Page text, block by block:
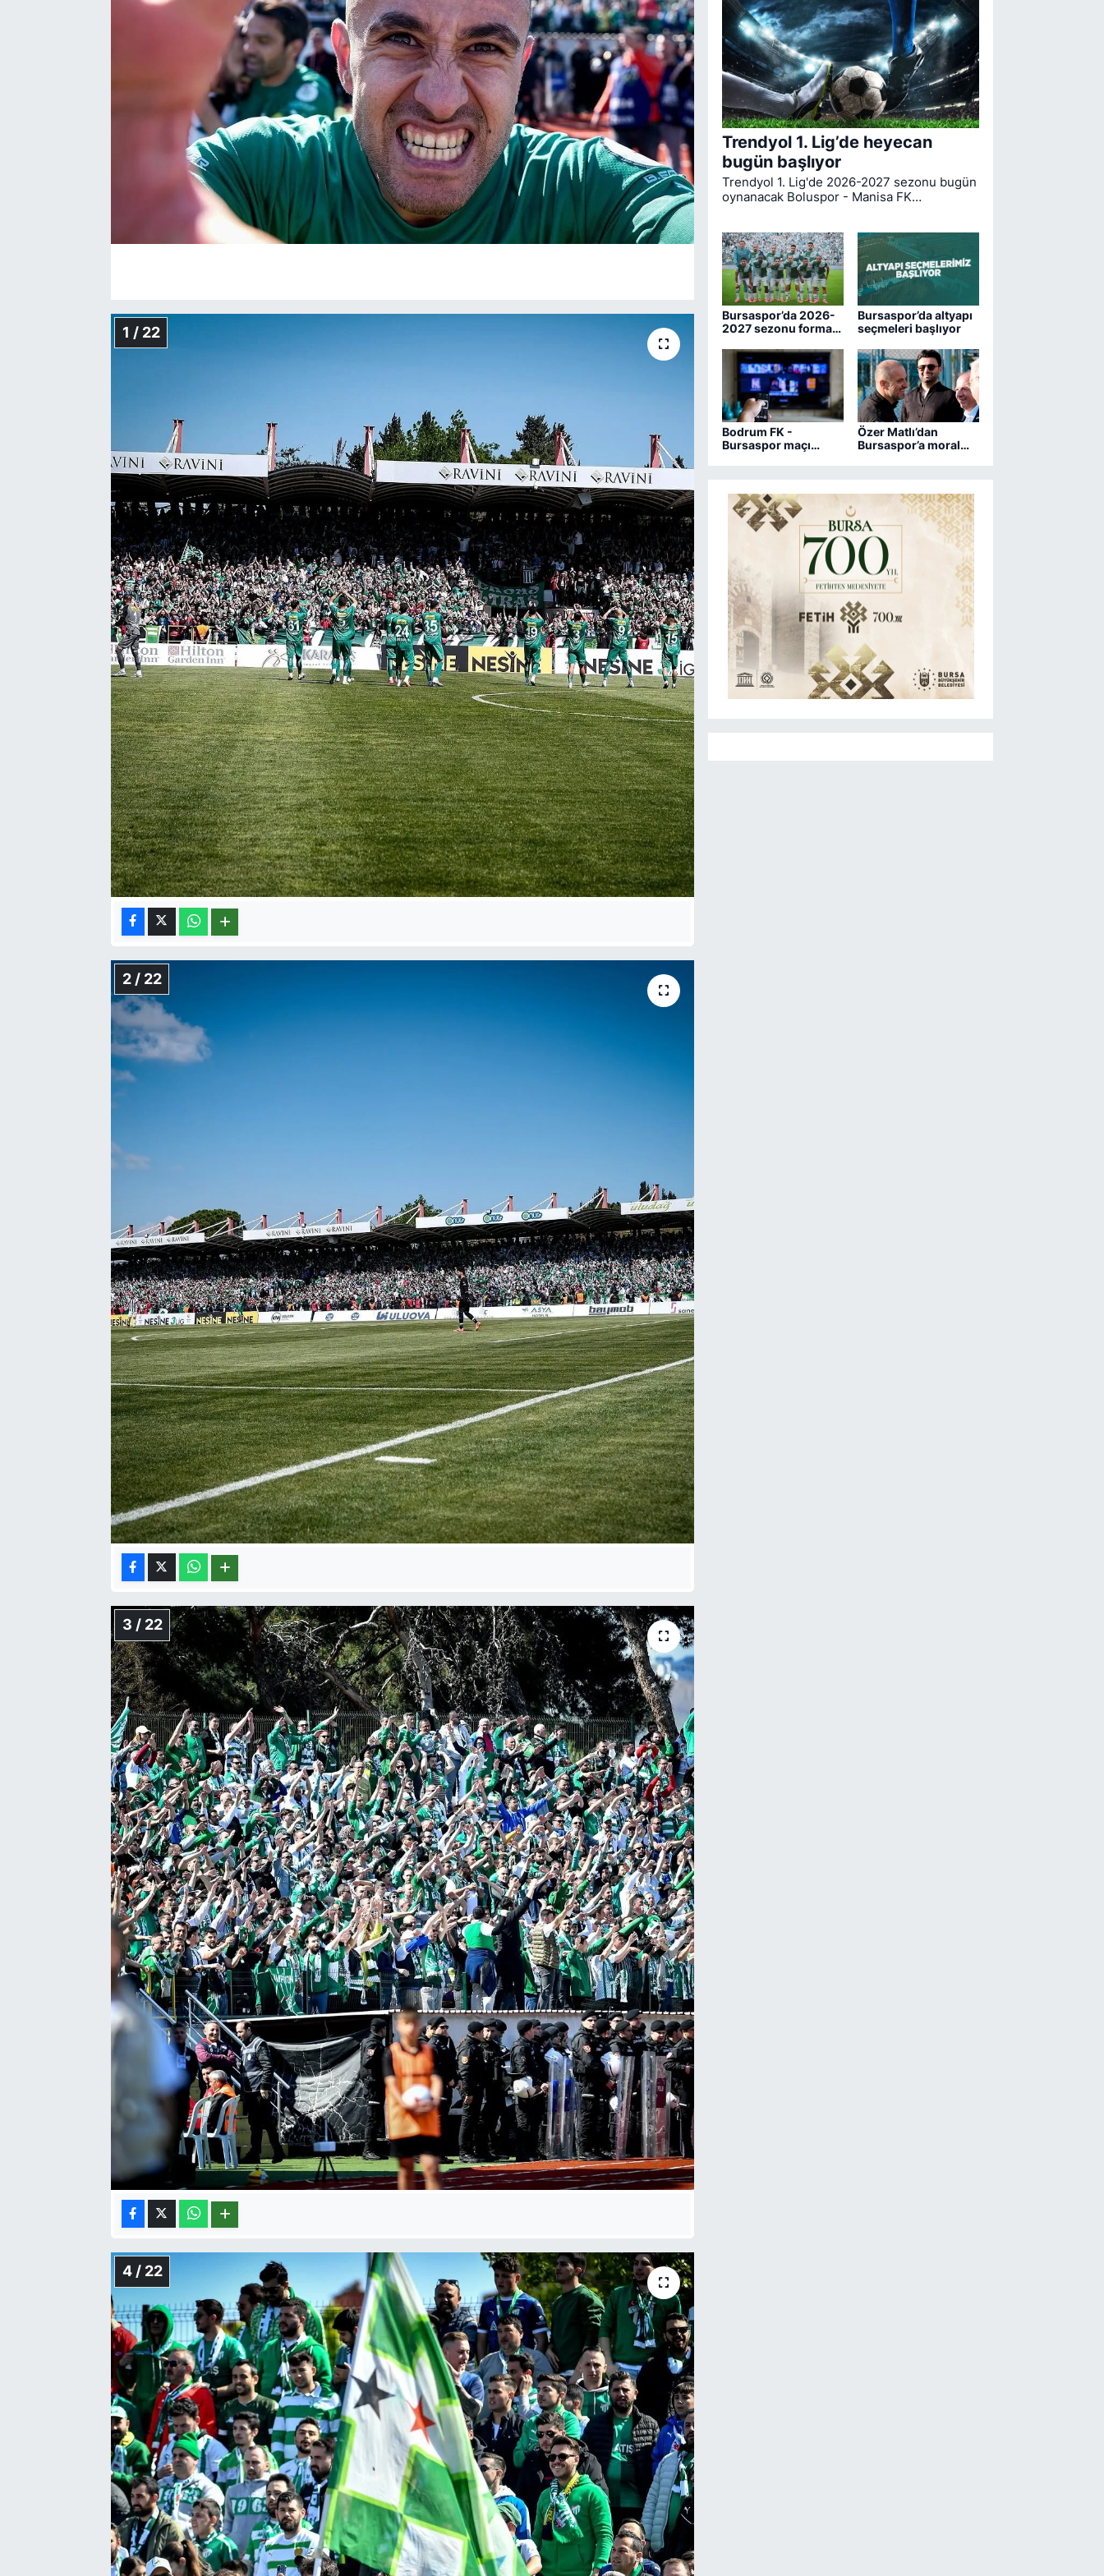
1 / 22
2 / 22
3 / 22
4 / 22
Trendyol 1. Lig’de heyecan
bugün başlıyor
Trendyol 1. Lig'de 2026-2027 sezonu bugün
oynanacak Boluspor - Manisa FK
Bodrum FK ile kozlarını paylaşacak.
Bursaspor’da 2026-
2027 sezonu forma
Bursaspor’da altyapı
seçmeleri başlıyor
Bodrum FK -
Bursaspor maçı
Özer Matlı’dan
Bursaspor’a moral